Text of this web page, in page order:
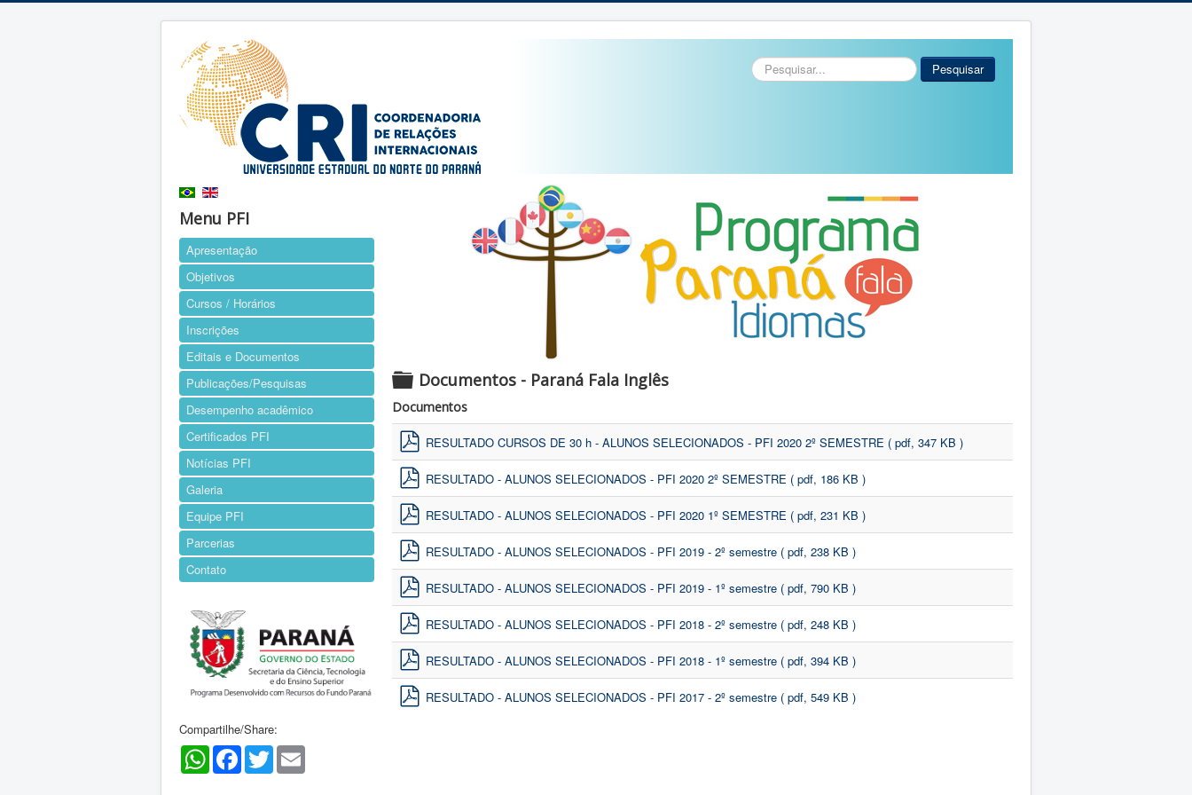
Pesquisar... Pesquisar
Menu PFI
Apresentação
Objetivos
Cursos / Horários
Inscrições
Editais e Documentos
Publicações/Pesquisas
Desempenho acadêmico
Certificados PFI
Notícias PFI
Galeria
Equipe PFI
Parcerias
Contato
Compartilhe/Share:
WhatsAppFacebookTwitter
f
o
l
d
e
r
Documentos - Paraná Fala Inglês
Documentos
pdf
RESULTADO CURSOS DE 30 h - ALUNOS SELECIONADOS - PFI 2020 2º SEMESTRE ( pdf, 347 KB )
pdf
RESULTADO - ALUNOS SELECIONADOS - PFI 2020 2º SEMESTRE ( pdf, 186 KB )
pdf
RESULTADO - ALUNOS SELECIONADOS - PFI 2020 1º SEMESTRE ( pdf, 231 KB )
pdf
RESULTADO - ALUNOS SELECIONADOS - PFI 2019 - 2º semestre ( pdf, 238 KB )
pdf
RESULTADO - ALUNOS SELECIONADOS - PFI 2019 - 1º semestre ( pdf, 790 KB )
pdf
RESULTADO - ALUNOS SELECIONADOS - PFI 2018 - 2º semestre ( pdf, 248 KB )
pdf
RESULTADO - ALUNOS SELECIONADOS - PFI 2018 - 1º semestre ( pdf, 394 KB )
RESULTADO - ALUNOS SELECIONADOS - PFI 2017 - 2º semestre ( pdf, 549 KB )